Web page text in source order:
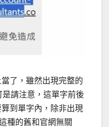
了，雖然出現完整的
請注意，這單字前後
到單字內，除非出現
種的舊和官網無關